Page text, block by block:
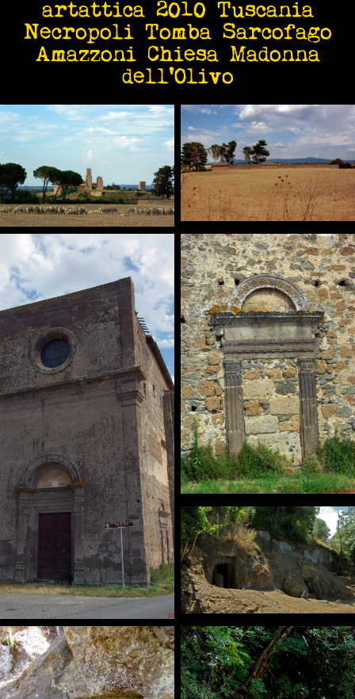
artattica 2010 Tuscania
Necropoli Tomba Sarcofago
Amazzoni Chiesa Madonna
dell'Olivo